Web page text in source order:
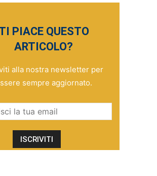
PIACE QUESTO
ARTICOLO?
alla nostra newsletter per
sempre aggiornato.